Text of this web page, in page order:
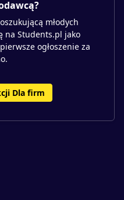
młodych
na Students.pl jako
ogłoszenie za
Dla firm